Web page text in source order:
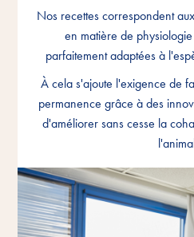
Nos recettes correspondent
en matière de
parfaitement adaptées à
À cela s'ajoute l'exigence de
permanence grâce à des
d'améliorer sans cesse la
Nos recettes correspondent
en matière de
parfaitement adaptées à
À cela s'ajoute l'exigence de
permanence grâce à des
d'améliorer sans cesse la
Nos recettes correspondent
en matière de
parfaitement adaptées à
À cela s'ajoute l'exigence de
permanence grâce à des
d'améliorer sans cesse la